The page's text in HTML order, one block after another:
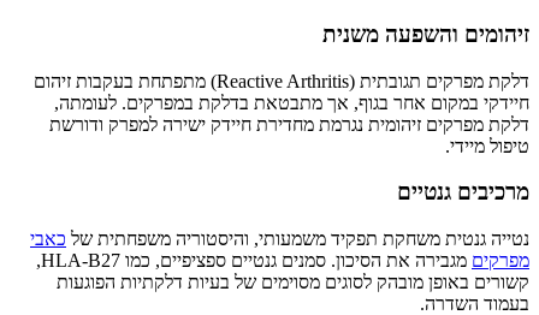
זיהומים והשפעה משנית
דלקת מפרקים תגובתית (Reactive Arthritis) מתפתחת בעקבות זיהום
חיידקי במקום אחר בגוף, אך מתבטאת בדלקת במפרקים. לעומתה,
דלקת מפרקים זיהומית נגרמת מחדירת חיידק ישירה למפרק ודורשת
טיפול מיידי.
מרכיבים גנטיים
נטייה גנטית משחקת תפקיד משמעותי, והיסטוריה משפחתית של כאבי
מפרקים
מגבירה את הסיכון. סמנים גנטיים ספציפיים, כמו HLA-B27,
קשורים באופן מובהק לסוגים מסוימים של בעיות דלקתיות הפוגעות
בעמוד השדרה.